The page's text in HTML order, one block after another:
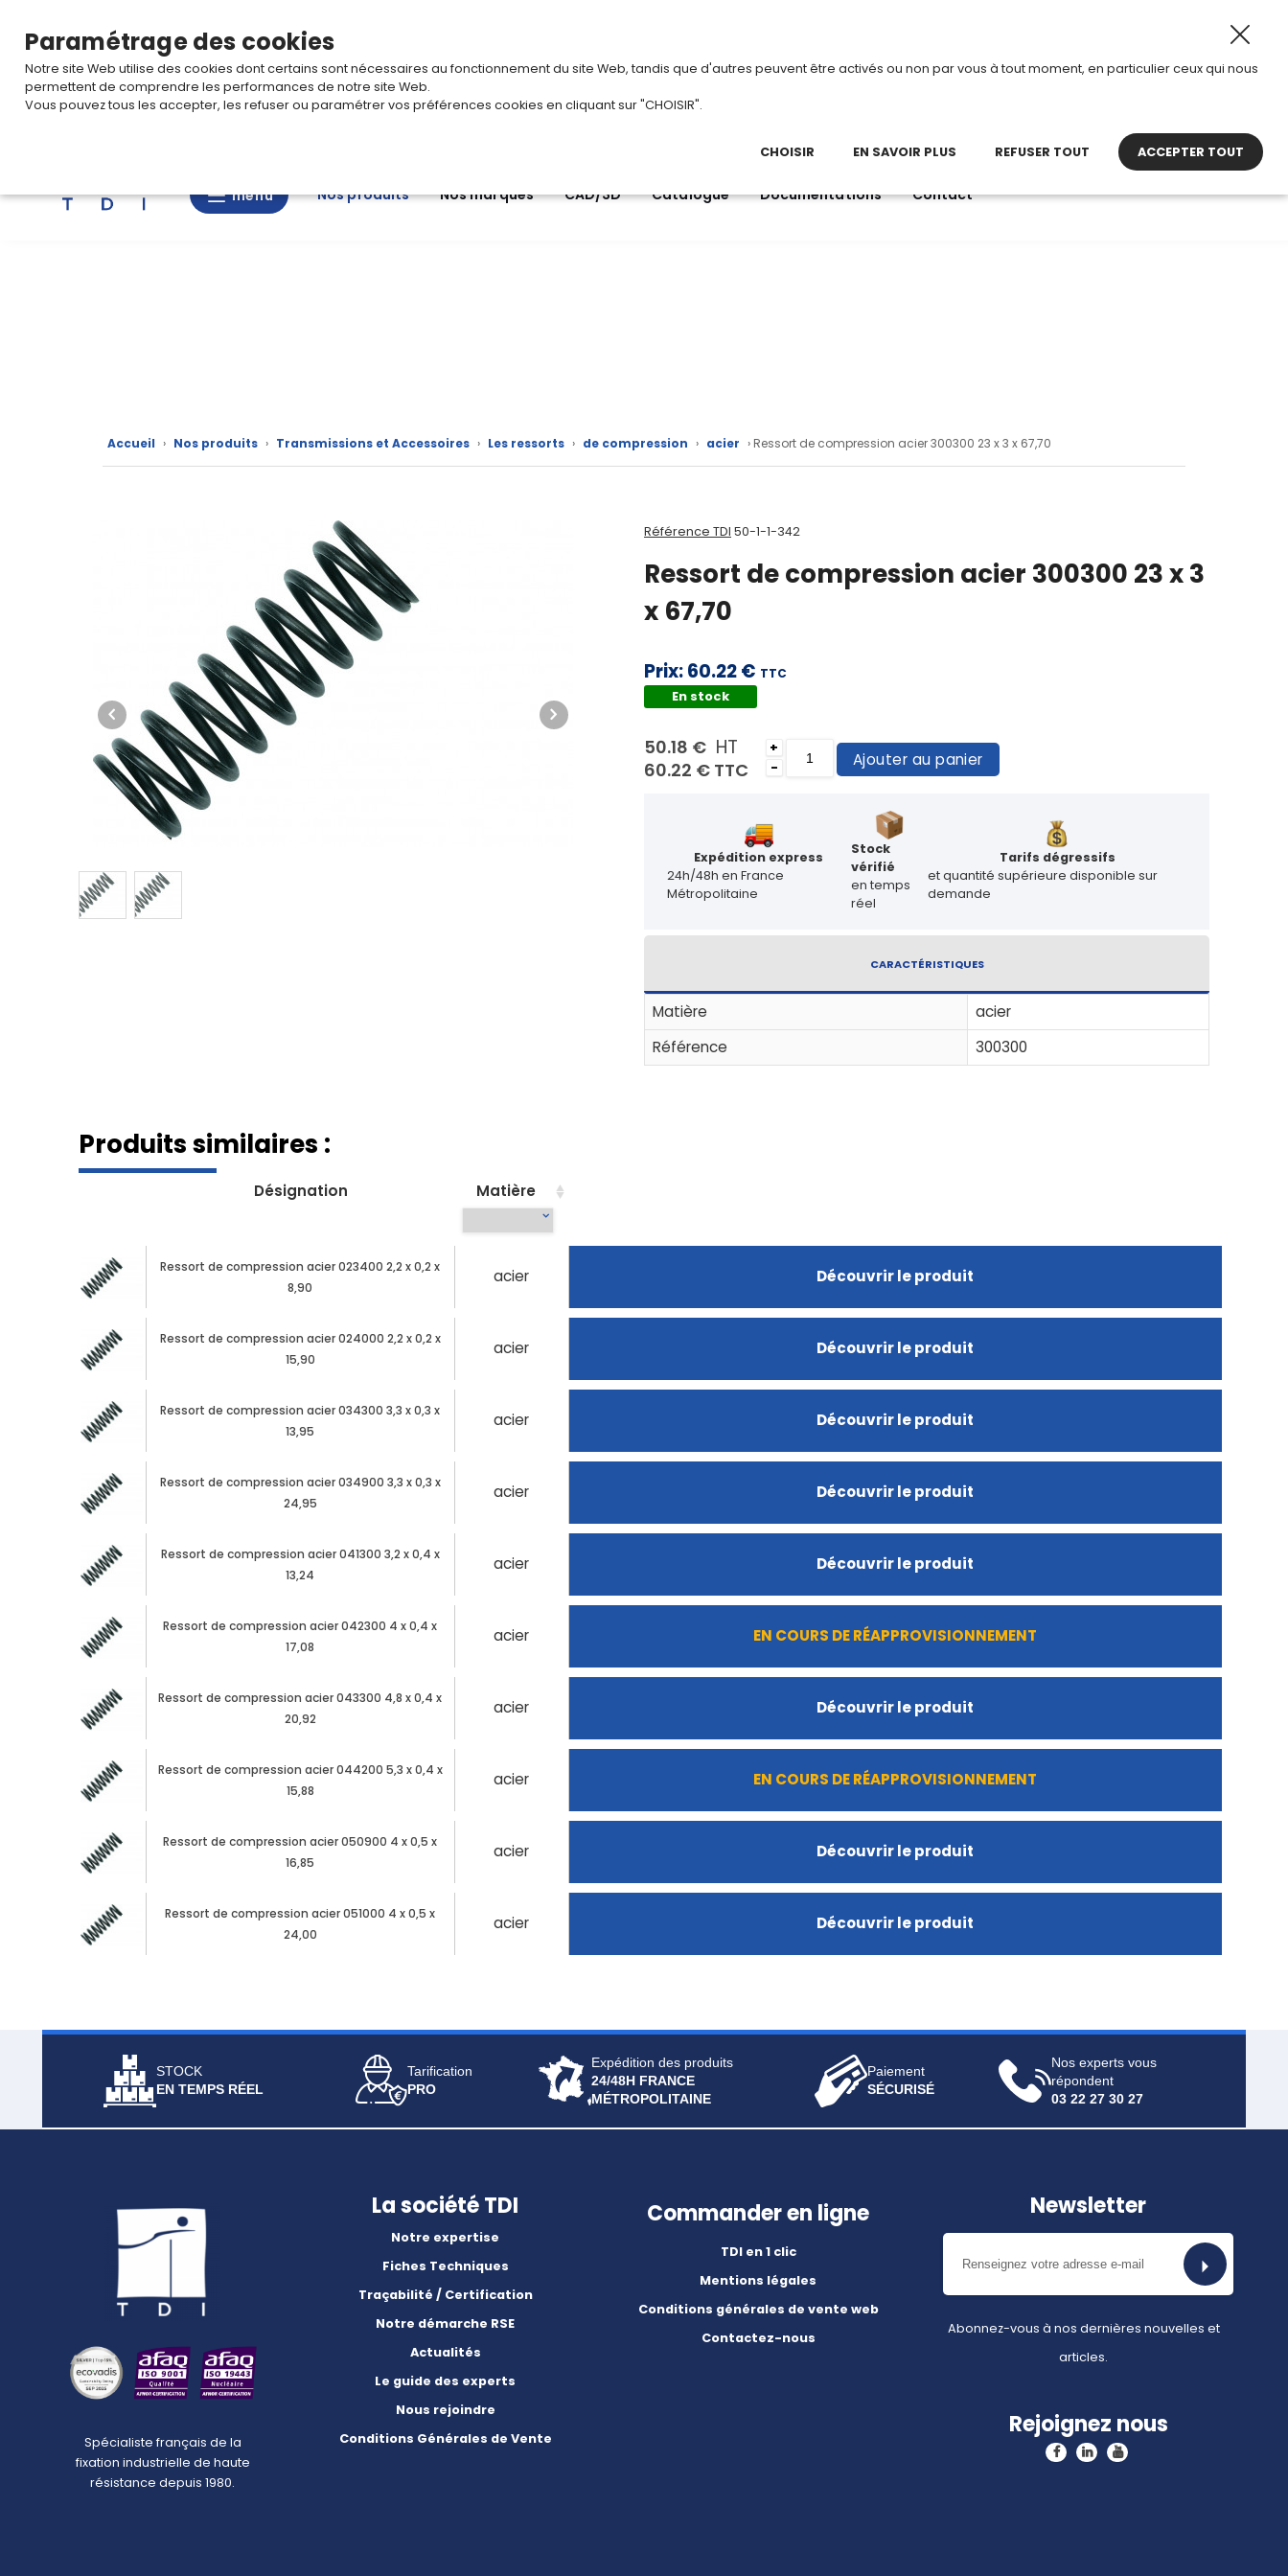
Du 3 au 28 août 2026, TDI passe en mode été. Horaires d’ouverture
marques
Contact
menu
menu Nos produits Nos marques CAD/3D Catalogue Documentations Contact
Accueil › Nos produits › Transmissions et Accessoires › Les ressorts › de compression › acier › Ressort de compression acier 300300 23 x 3 x 67,70
Référence TDI 50-1-1-342
Ressort de compression acier 300300 23 x 3
x 67,70
Prix:60.22 € TTC
En stock
50.18 € HT
60.22 € TTC
+
-
Ajouter au panier
Expédition express
24h/48h en France
Métropolitaine
Stock
vérifié
en temps
réel
Tarifs dégressifs
et quantité supérieure disponible sur
demande
CARACTÉRISTIQUES
Matière
acier
Référence
300300
Produits similaires :
Désignation Matière
Ressort de compression acier 023400 2,2 x 0,2 x
8,90
acier Découvrir le produit
Ressort de compression acier 024000 2,2 x 0,2 x
15,90
acier Découvrir le produit
Ressort de compression acier 034300 3,3 x 0,3 x
13,95
acier Découvrir le produit
Ressort de compression acier 034900 3,3 x 0,3 x
24,95
acier Découvrir le produit
Ressort de compression acier 041300 3,2 x 0,4 x
13,24
acier Découvrir le produit
Ressort de compression acier 042300 4 x 0,4 x
17,08
acier EN COURS DE RÉAPPROVISIONNEMENT
Ressort de compression acier 043300 4,8 x 0,4 x
20,92
acier Découvrir le produit
Ressort de compression acier 044200 5,3 x 0,4 x
15,88
acier EN COURS DE RÉAPPROVISIONNEMENT
Ressort de compression acier 050900 4 x 0,5 x
16,85
acier Découvrir le produit
Ressort de compression acier 051000 4 x 0,5 x
24,00
acier Découvrir le produit
STOCK
EN TEMPS RÉEL
Tarification
PRO
Expédition des produits
24/48H FRANCE
MÉTROPOLITAINE
Paiement
SÉCURISÉ
Nos experts vous
répondent
03 22 27 30 27
Spécialiste français de la
fixation industrielle de haute
résistance depuis 1980.
La société TDI
Notre expertise
Fiches Techniques
Traçabilité / Certification
Notre démarche RSE
Actualités
Le guide des experts
Nous rejoindre
Conditions Générales de Vente
Commander en ligne
TDI en 1 clic
Mentions légales
Conditions générales de vente web
Contactez-nous
Newsletter
Abonnez-vous à nos dernières nouvelles et
articles.
Rejoignez nous
Paramétrage des cookies
Notre site Web utilise des cookies dont certains sont nécessaires au fonctionnement du site Web, tandis que d'autres peuvent être activés ou non par vous à tout moment, en particulier ceux qui nous
permettent de comprendre les performances de notre site Web.
Vous pouvez tous les accepter, les refuser ou paramétrer vos préférences cookies en cliquant sur "CHOISIR".
CHOISIR EN SAVOIR PLUS REFUSER TOUT ACCEPTER TOUT